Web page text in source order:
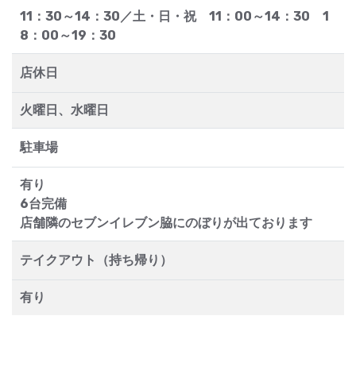
11：30～14：30／土・日・祝 11：00～14：30 1
8：00～19：30
店休日
火曜日、水曜日
駐車場
有り
6台完備
店舗隣のセブンイレブン脇にのぼりが出ております
テイクアウト（持ち帰り）
有り